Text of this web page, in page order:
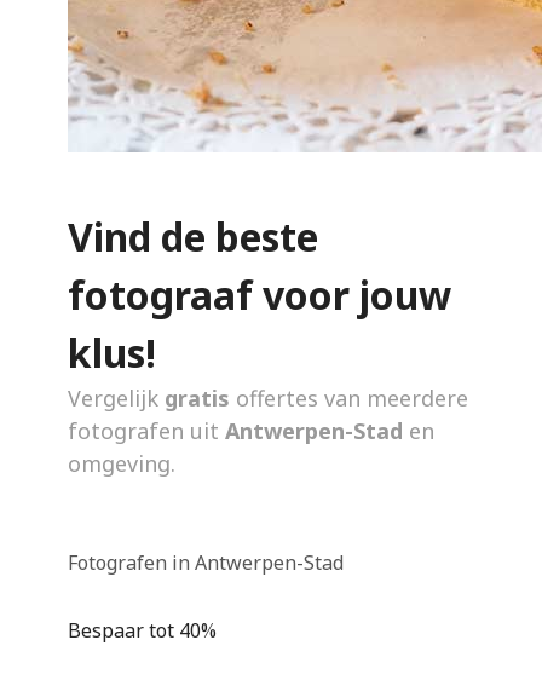
Vind de beste
fotograaf voor jouw
klus!
Vergelijk gratis offertes van meerdere
fotografen uit Antwerpen-Stad en
omgeving.
Fotografen in Antwerpen-Stad
Bespaar tot 40%